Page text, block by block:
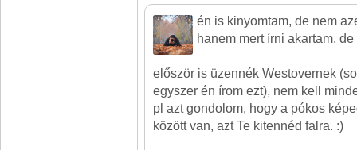
én is kinyomtam, de nem
hanem mert írni akartam,
először is üzennék Westovernek
egyszer én írom ezt), nem kell
pl azt gondolom, hogy a pókos
között van, azt Te kitennéd falra. :)